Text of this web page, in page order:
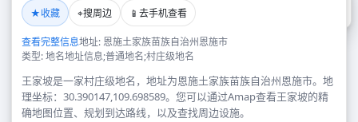
★收藏 ⌖搜周边 📱 去手机查看
查看完整信息地址: 恩施土家族苗族自治州恩施市
类型: 地名地址信息;普通地名;村庄级地名
王家坡是一家村庄级地名，地址为恩施土家族苗族自治州恩施市。地
理坐标：30.390147,109.698589。您可以通过Amap查看王家坡的精
确地图位置、规划到达路线，以及查找周边设施。